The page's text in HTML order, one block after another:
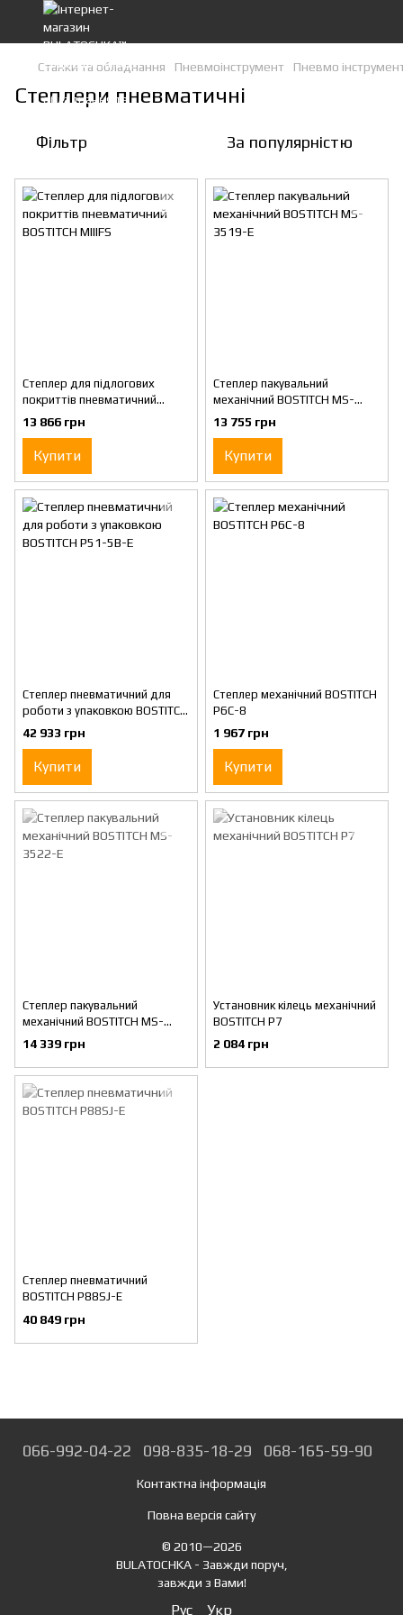
Станки та обладнання Пневмоінструмент Пневмо
Степлери пневматичні
Фільтр За популярністю
Степлер для підлогових
покриттів пневматичний
BOSTITCH MIIIFS
13 866 грн
Купити
Степлер пакувальний
механічний BOSTITCH MS-
3519-E
13 755 грн
Купити
Степлер пневматичний для
роботи з упаковкою BOSTITCH
P51-5B-E
42 933 грн
Купити
Степлер механічний BOSTITCH
P6C-8
1 967 грн
Купити
Степлер пакувальний
механічний BOSTITCH MS-
3522-E
14 339 грн
Установник кілець механічний
BOSTITCH P7
2 084 грн
Степлер пневматичний
BOSTITCH P88SJ-E
40 849 грн
066-992-04-22 098-835-18-29 068-165-59-90
Контактна інформація
Повна версія сайту
© 2010—2026
BULATOCHKA - Завжди поруч,
завжди з Вами!
Рус Укр